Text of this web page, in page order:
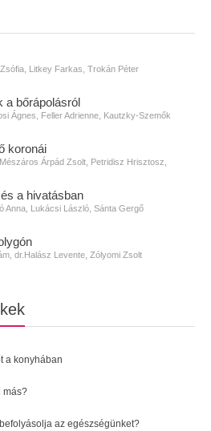
Litkey Farkas, Trokán Péter
a bőrápolásról
Ágnes, Feller Adrienne, Kautzky-Szemők
koronái
Árpád Zsolt, Petridisz Hrisztosz,
a hivatásban
Anna, Lukácsi László, Sánta Gergő
dr.Halász Levente, Zólyomi Zsolt
a konyhában
más?
az egészségünket?